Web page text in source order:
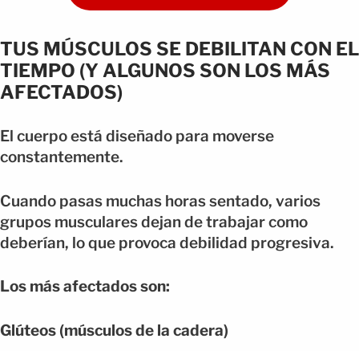
TUS MÚSCULOS SE DEBILITAN CON EL
TIEMPO (Y ALGUNOS SON LOS MÁS
AFECTADOS)
El cuerpo está diseñado para moverse
constantemente.
Cuando pasas muchas horas sentado, varios
grupos musculares dejan de trabajar como
deberían, lo que provoca debilidad progresiva.
Los más afectados son:
Glúteos (músculos de la cadera)